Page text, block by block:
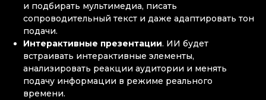
и подбирать мультимедиа, писать
сопроводительный текст и даже адаптировать тон
подачи.
Интерактивные презентации. ИИ будет
встраивать интерактивные элементы,
анализировать реакции аудитории и менять
подачу информации в режиме реального
времени.